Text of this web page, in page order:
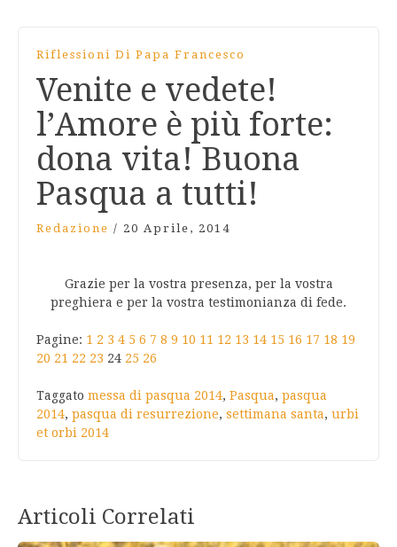
Riflessioni Di Papa Francesco
Venite e vedete!
l’Amore è più forte:
dona vita! Buona
Pasqua a tutti!
Redazione / 20 Aprile, 2014
Grazie per la vostra presenza, per la vostra
preghiera e per la vostra testimonianza di fede.
Pagine: 1 2 3 4 5 6 7 8 9 10 11 12 13 14 15 16 17 18 19
20 21 22 23 24 25 26
Taggato messa di pasqua 2014, Pasqua, pasqua
2014, pasqua di resurrezione, settimana santa, urbi
et orbi 2014
Articoli Correlati